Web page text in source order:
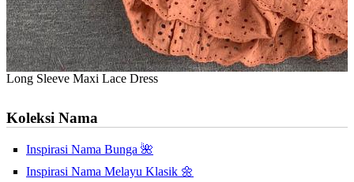
Long Sleeve Maxi Lace Dress
Koleksi Nama
Inspirasi Nama Bunga 🌺
Inspirasi Nama Melayu Klasik 🌼